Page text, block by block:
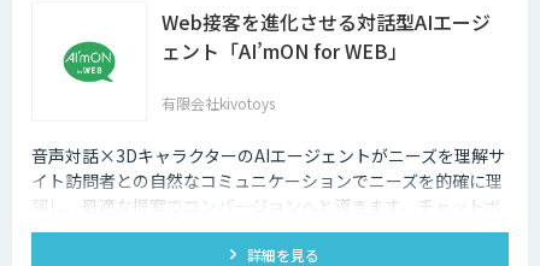
Web接客を進化させる対話型AIエージ
ェント「AI’mON for WEB」
有限会社kivotoys
音声対話×3DキャラクターのAIエージェントがニーズを理解サ
イト訪問者との自然なコミュニケーションでニーズを的確に理
解し、最適な提案でコンバージョンへと導きます。チャットボ
ットを超えた最強のデジタル営業、デジタル広報担当です。
詳細を見る